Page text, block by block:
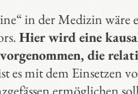
in der Medizin wäre
Hier wird eine
die
es mit dem Einsetzen
ermöglichen